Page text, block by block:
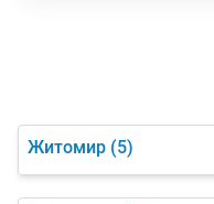
Житомир (5)